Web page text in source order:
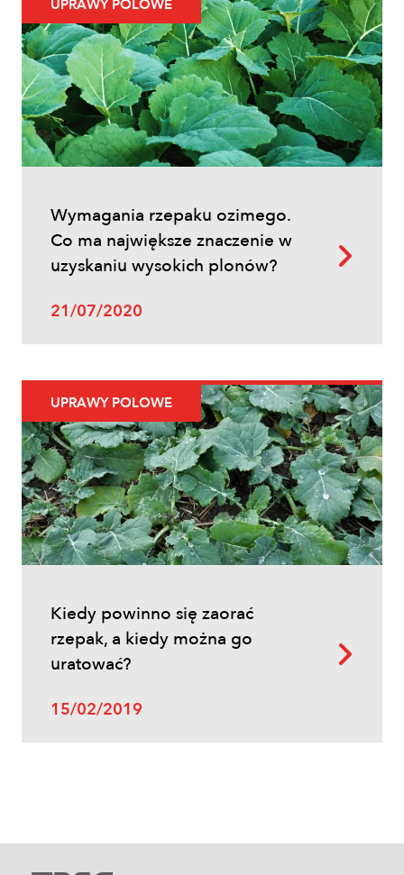
Ochrona fungicydowa zbóż – program
zabiegów, terminy i skuteczna strategia
ochrony
Uprawy polowe
herbicydy wybrać?
Inne
Oprysk na miotłę zbożową wiosną
UPRAWY POLOWE
Wymagania rzepaku ozimego.
Co ma największe znaczenie w
uzyskaniu wysokich plonów?
21/07/2020
UPRAWY POLOWE
Kiedy powinno się zaorać
rzepak, a kiedy można go
uratować?
15/02/2019